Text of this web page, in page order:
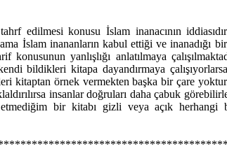
edilmesi konusu İslam inanacının
ama İslam inananların kabul ettiği ve inanadığı
konusunun yanlışlığı anlatılmaya
bildikleri kitapa dayandırmaya
kitaptan örnek vermekten başka bir çare
insanlar doğruları daha çabuk
etmediğim bir kitabı gizli veya açık